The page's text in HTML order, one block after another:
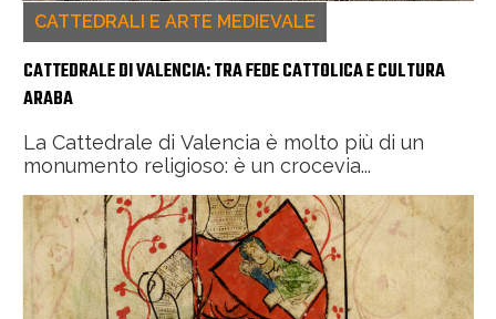
CATTEDRALI E ARTE MEDIEVALE
CATTEDRALE DI VALENCIA: TRA FEDE CATTOLICA E CULTURA
ARABA
La Cattedrale di Valencia è molto più di un
monumento religioso: è un crocevia...